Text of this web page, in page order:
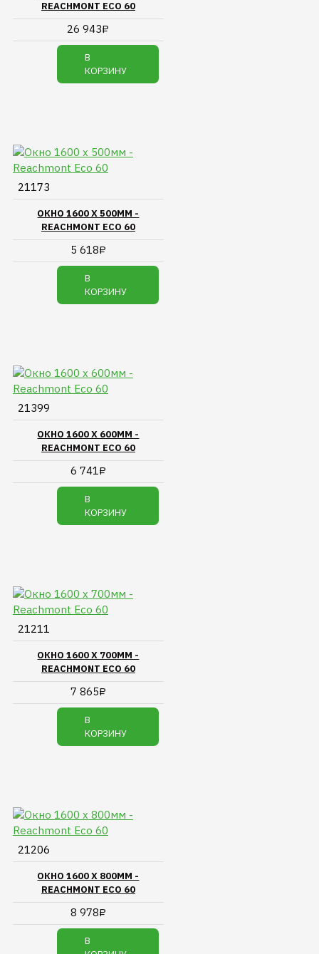
REACHMONT ECO 60
26 943₽
В
КОРЗИНУ
21173
ОКНО 1600 Х 500ММ -
REACHMONT ECO 60
5 618₽
В
КОРЗИНУ
21399
ОКНО 1600 Х 600ММ -
REACHMONT ECO 60
6 741₽
В
КОРЗИНУ
21211
ОКНО 1600 Х 700ММ -
REACHMONT ECO 60
7 865₽
В
КОРЗИНУ
21206
ОКНО 1600 Х 800ММ -
REACHMONT ECO 60
8 978₽
В